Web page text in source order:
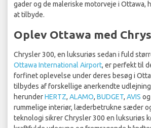
gader og de maleriske motorveje i Ottawa,
at tilbyde.
Oplev Ottawa med
Chrysler 300, en luksuriøs sedan i fuld
Ottawa International Airport, er perfekt til
forfinet oplevelse under deres besøg i
tilbydes af forskellige anerkendte
herunderHERTZ, ALAMO, BUDGET, AVIS og
rummelige interiør, læderbetrukne sæder
teknologi sikrer Chrysler 300 en luksuriøs